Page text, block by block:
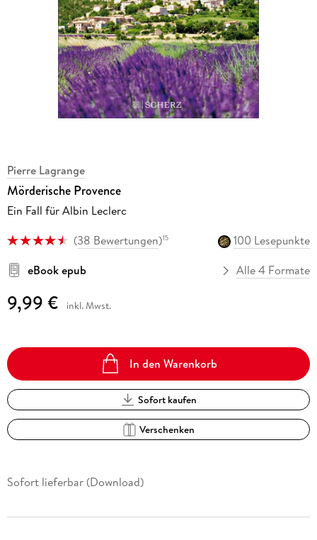
Pierre Lagrange
Mörderische Provence
Ein Fall für Albin Leclerc
(38 Bewertungen)15
100 Lesepunkte
eBook epub
Alle 4 Formate
9,99 € inkl. Mwst.
In den Warenkorb
Sofort kaufen
Verschenken
Sofort lieferbar (Download)